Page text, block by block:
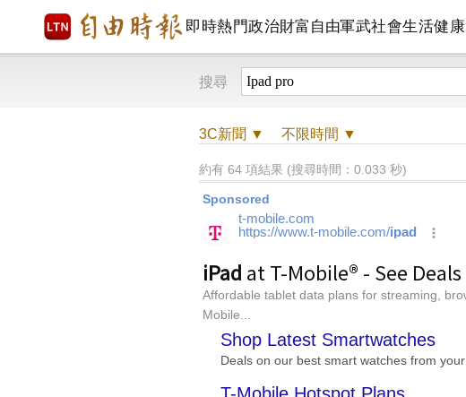
即時熱門政治財富自由軍武社會生活健康
搜尋
3C新聞 ▼ 不限時間 ▼
約有 64 項結果 (搜尋時間：0.033 秒)